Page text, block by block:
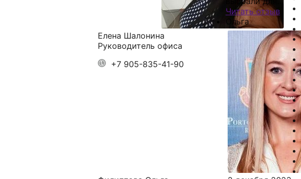
Елена Шалонина
Руководитель офиса
+7 905-835-41-90
отдыха Турцию.
Обратились в
офис на
Кашириных 89
рекомендации
от знакомых.
Опыт
взаимодействия
положительный!
Порекомендовали
отличный
отель. Нам
было
предложено
несколько
вариантов,
Читать отзыв
Ольга